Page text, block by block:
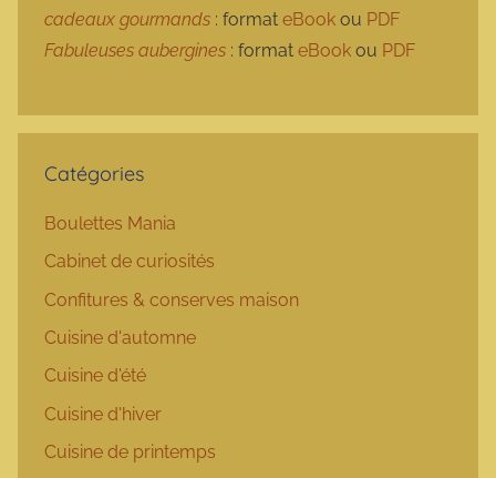
cadeaux gourmands : format eBook ou PDF
Fabuleuses aubergines : format eBook ou PDF
Catégories
Boulettes Mania
Cabinet de curiosités
Confitures & conserves maison
Cuisine d'automne
Cuisine d'été
Cuisine d'hiver
Cuisine de printemps